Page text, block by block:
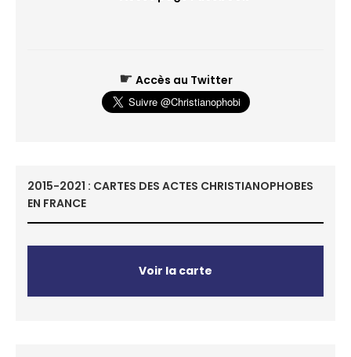
☛ Accès au Twitter
2015-2021 : CARTES DES ACTES CHRISTIANOPHOBES
EN FRANCE
Voir la carte